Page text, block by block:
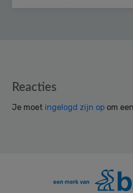
Reader
Reacties
Je moet ingelogd zijn op om